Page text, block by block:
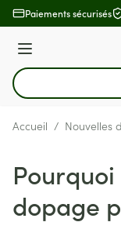
Aller au contenu
Paiements sécurisés
Menu
Rechercher
Accueil / Nouvelles
dopage